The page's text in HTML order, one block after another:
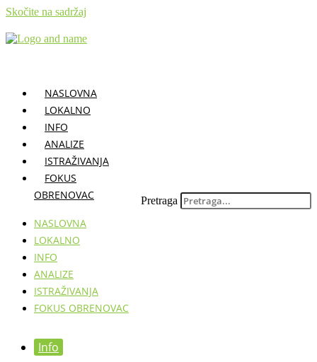
Skočite na sadržaj
NASLOVNA
LOKALNO
INFO
ANALIZE
ISTRAŽIVANJA
FOKUS
OBRENOVAC
NASLOVNA
LOKALNO
INFO
ANALIZE
ISTRAŽIVANJA
FOKUS OBRENOVAC
Pretraga
Info